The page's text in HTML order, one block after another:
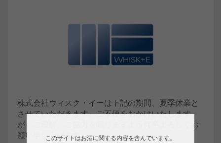
株式会社ウィスク・イーは下記の期間、夏季休業と
させていただきます。ご不便をおかけいたします
が、ご理解、ご協力を賜りますよう何卒よろしくお
願い申し上げます。
このサイトはお酒に関する内容を含んでいます。